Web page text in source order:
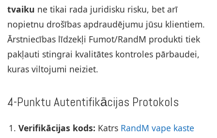
tvaiku ne tikai rada juridisku risku, bet arī
nopietnu drošības apdraudējumu jūsu klientiem.
Ārstniecības līdzekļi Fumot/RandM produkti tiek
pakļauti stingrai kvalitātes kontroles pārbaudei,
kuras viltojumi neiziet.
4-Punktu Autentifikācijas Protokols
Verifikācijas kods: Katrs RandM vape kaste